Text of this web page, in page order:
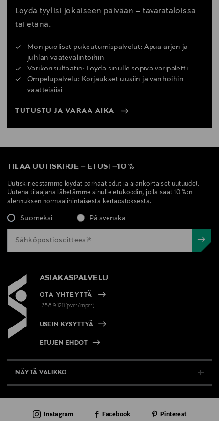
Löydä tyylisi jokaiseen päivään – tavarataloissa
tai etänä.
Monipuoliset pukeutumispalvelut: Apua arjen ja
juhlan vaatevalintoihin
Värikonsultaatio: Löydä sinulle sopiva väripaletti
Ompelupalvelu: Korjaukset uusiin ja vanhoihin
vaatteisiisi
TUTUSTU JA VARAA AIKA
TILAA UUTISKIRJE – ETUSI –10 %
Uutiskirjeestämme löydät parhaat edut ja ajankohtaiset uutuudet.
Uutena tilaajana lähetämme sinulle etukoodin, jolla saat 10 %:n
alennuksen normaalihintaisesta kertaostoksesta.
Suomeksi På svenska
ASIAKASPALVELU
OTA YHTEYTTÄ
+358 9 1211(pvm/mpm)
USEIN KYSYTTYÄ
ETUJEN EHDOT
NÄYTÄ VALIKKO
AJANKOHTAISTA
Instagram Facebook Pinterest